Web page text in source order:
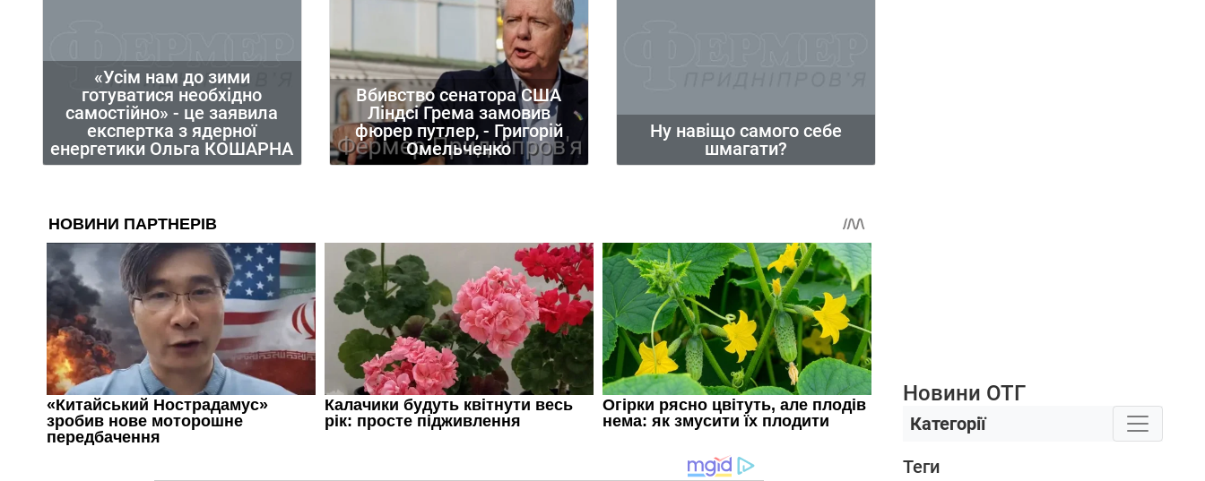
«Усім нам до зими
готуватися необхідно
самостійно» - це заявила
експертка з ядерної
енергетики Ольга КОШАРНА
Вбивство сенатора США
Ліндсі Грема замовив
фюрер путлер, - Григорій
Омельченко
Ну навіщо самого себе
шмагати?
Новини ОТГ
Категорії
Теги